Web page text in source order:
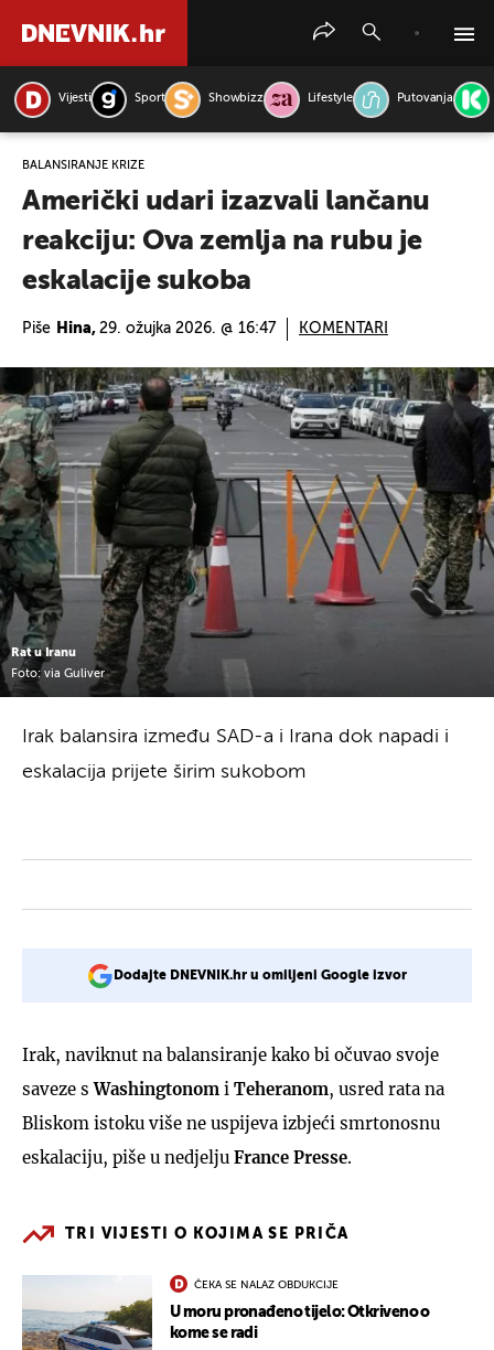
Vijesti Sport Showbizz Lifestyle Putovanja
BALANSIRANJE KRIZE
Američki udari izazvali lančanu
reakciju: Ova zemlja na rubu je
eskalacije sukoba
Piše Hina, 29. ožujka 2026. @ 16:47 KOMENTARI
Rat u Iranu
Foto: via Guliver
Irak balansira između SAD-a i Irana dok napadi i
eskalacija prijete širim sukobom
Dodajte DNEVNIK.hr u omiljeni Google izvor
Irak, naviknut na balansiranje kako bi očuvao svoje
saveze sWashingtonom i Teheranom, usred rata na
Bliskom istoku više ne uspijeva izbjeći smrtonosnu
eskalaciju, piše u nedjelju France Presse.
TRI VIJESTI O KOJIMA SE PRIČA
ČEKA SE NALAZ OBDUKCIJE
U moru pronađeno tijelo: Otkriveno o
kome se radi
PRETRAŽITE VIJESTI